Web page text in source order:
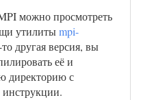
можно просмотреть
утилитыmpi-
другая версия, вы
её и
директорию с